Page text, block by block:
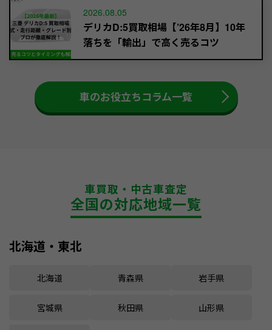
2026.08.05
デリカD:5買取相場【’26年8月】10年
落ちを「輸出」で高く売るコツ
車のお役立ちコラム一覧
車買取・中古車査定
全国の対応地域一覧
北海道・東北
北海道 青森県 岩手県
宮城県 秋田県 山形県